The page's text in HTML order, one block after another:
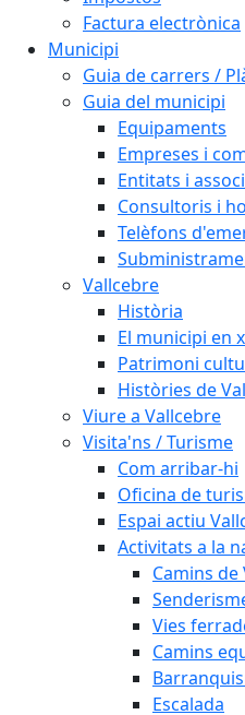
Factura electrònica
Municipi
Guia de carrers /
Guia del municipi
Equipaments
Empreses i
Entitats i
Consultoris i
Telèfons
Vallcebre
Història
El municipi en
Patrimoni
Històries de
Viure a Vallcebre
Visita'ns / Turisme
Com arribar-hi
Oficina de
Espai actiu
Activitats a la
Camins de
Vies
Camins
Escalada